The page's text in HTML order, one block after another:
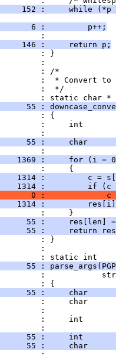
152 :     while (*p
6 :         p++;
:
146 :     return p;
: }
:
: /*
:  * Convert to
:  */
: static char *
55 :
: {
:     int
:
55 :     char
:
1369 :     for (i =
:     {
1314 :         c =
1314 :         if (c
0 :             c
1314 :
:     }
55 :     res[len]
55 :     return
: }
:
: static int
55 :
:
: {
55 :     char
:     char
:
:     int
:
55 :     int
55 :     char